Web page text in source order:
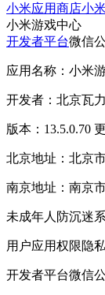
小米应用商店小
小米游戏中心
开发者平台微信
应用名称：小米
开发者：北京瓦
版本：13.5.0.70
北京地址：北京
南京地址：南京
未成年人防沉迷
用户应用权限隐
开发者平台微信